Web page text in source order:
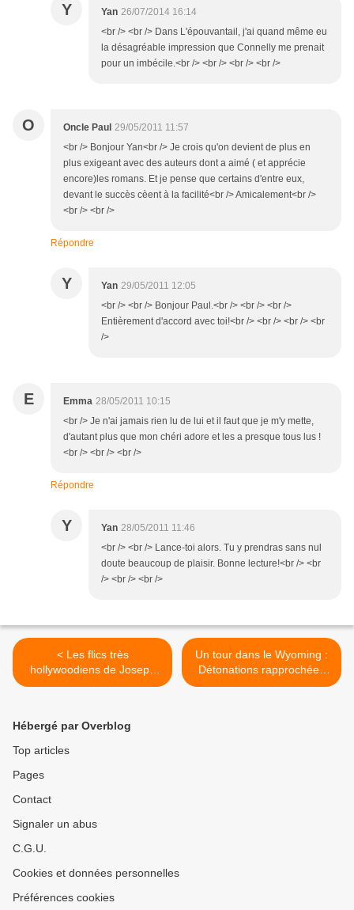
Y Yan 26/07/2014 16:14
<br /> <br /> Dans L'épouvantail, j'ai quand même eu
la désagréable impression que Connelly me prenait
pour un imbécile.<br /> <br /> <br /> <br />
O Oncle Paul 29/05/2011 11:57
<br /> Bonjour Yan<br /> Je crois qu'on devient de plus en
plus exigeant avec des auteurs dont a aimé ( et apprécie
encore)les romans. Et je pense que certains d'entre eux,
devant le succès cèent à la facilité<br /> Amicalement<br />
<br /> <br />
Répondre
Y Yan 29/05/2011 12:05
<br /> <br /> Bonjour Paul.<br /> <br /> <br />
Entièrement d'accord avec toi!<br /> <br /> <br /> <br
/>
E Emma 28/05/2011 10:15
<br /> Je n'ai jamais rien lu de lui et il faut que je m'y mette,
d'autant plus que mon chéri adore et les a presque tous lus !
<br /> <br /> <br />
Répondre
Y Yan 28/05/2011 11:46
<br /> <br /> Lance-toi alors. Tu y prendras sans nul
doute beaucoup de plaisir. Bonne lecture!<br /> <br
/> <br /> <br />
< Les flics très
hollywoodiens de Joseph
Wambaugh
Un tour dans le Wyoming :
Détonations rapprochées
de C. J. Box >
Hébergé par Overblog
Top articles
Pages
Contact
Signaler un abus
C.G.U.
Cookies et données personnelles
Préférences cookies